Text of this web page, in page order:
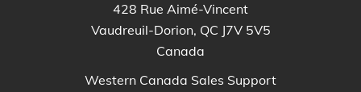
428 Rue Aimé-Vincent
Vaudreuil-Dorion, QC J7V 5V5
Canada
Western Canada Sales Support